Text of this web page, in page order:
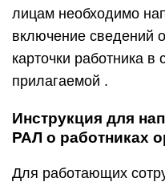
лицам необходимо
включение сведений
карточки работника в
прилагаемой .
Инструкция для
РАЛ о работниках
Для работающих